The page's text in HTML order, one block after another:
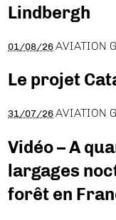
Lindbergh
01/08/26 AVIATION
Le projet
31/07/26 AVIATION
Vidéo – A
largages
forêt en